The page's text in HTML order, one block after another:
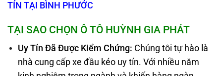
TÍN TẠI BÌNH PHƯỚC
TẠI SAO CHỌN Ô TÔ HUỲNH GIA PHÁT
Uy Tín Đã Được Kiểm Chứng: Chúng tôi tự hào là
nhà cung cấp xe đầu kéo uy tín. Với nhiều năm